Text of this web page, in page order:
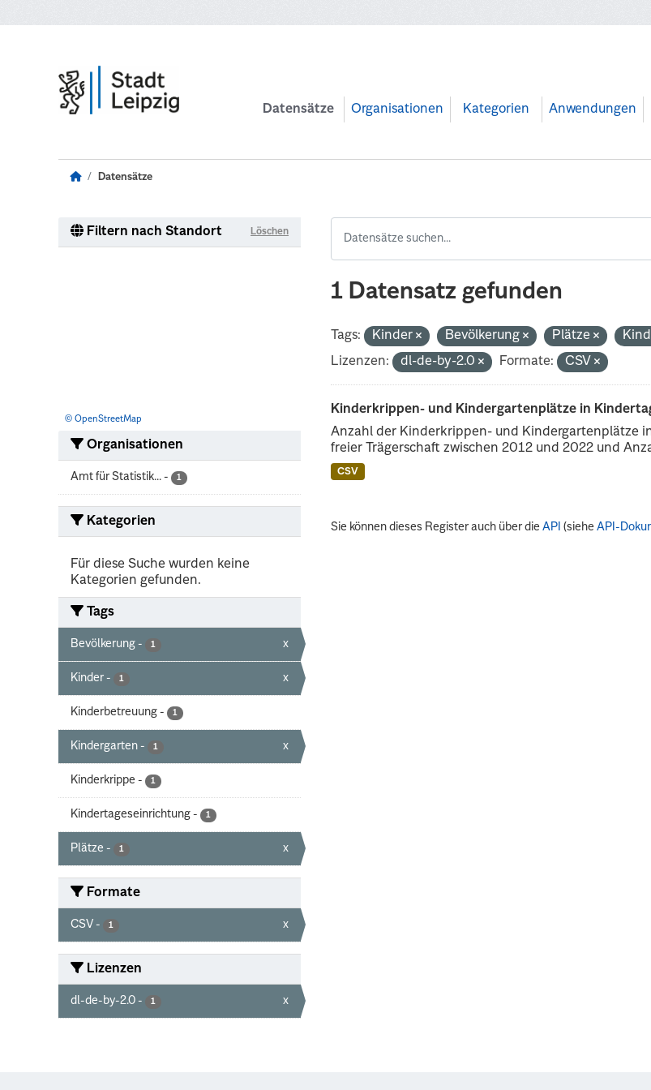
Datensätze Organisationen Kategorien Anwendungen
Datensätze
Filtern nach Standort Löschen
© OpenStreetMap
Organisationen
Amt für Statistik... - 1
Kategorien
Für diese Suche wurden keine
Kategorien gefunden.
Tags
Bevölkerung - 1 x
Kinder - 1 x
Kinderbetreuung - 1
Kindergarten - 1 x
Kinderkrippe - 1
Kindertageseinrichtung - 1
Plätze - 1 x
Formate
CSV - 1 x
Lizenzen
dl-de-by-2.0 - 1 x
1 Datensatz gefunden
Tags: Kinder Bevölkerung Plätze
Lizenzen:
dl-de-by-2.0 Formate: CSV
Kinderkrippen- und Kindergartenplätze in
Anzahl der Kinderkrippen- und Kindergartenplätze
freier Trägerschaft zwischen 2012 und 2022 und
CSV
Sie können dieses Register auch über dieAPI (sieheAPI-